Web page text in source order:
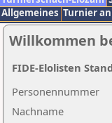
Allgemeines Turnier
Willkommen
Nachname
Personennummer
FIDE-Elolisten Stand